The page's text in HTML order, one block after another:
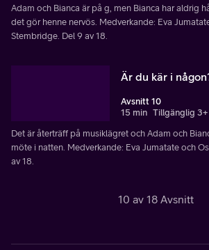
Adam och Bianca är på g, men Bianca har aldrig
det gör henne nervös. Medverkande: Eva
Stembridge. Del 9 av 18.
Är du kär i
Avsnitt 10
15 min Tillgänglig
Det är återträff på musiklägret och Adam och
möte i natten. Medverkande: Eva Jumatate och
av 18.
10 av 18 Avsnitt